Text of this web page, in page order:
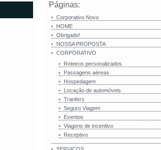
Páginas:
Corporativo Novo
HOME
Obrigado!
NOSSA PROPOSTA
CORPORATIVO
Roteiros personalizados
Passagens aéreas
Hospedagem
Locação de automóveis
Tranfers
Seguro Viagem
Eventos
Viagens de incentivo
Receptivo